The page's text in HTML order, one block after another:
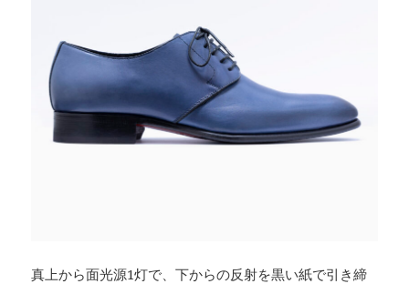
真上から面光源1灯で、下からの反射を黒い紙で引き締